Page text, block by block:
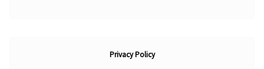
Privacy Policy